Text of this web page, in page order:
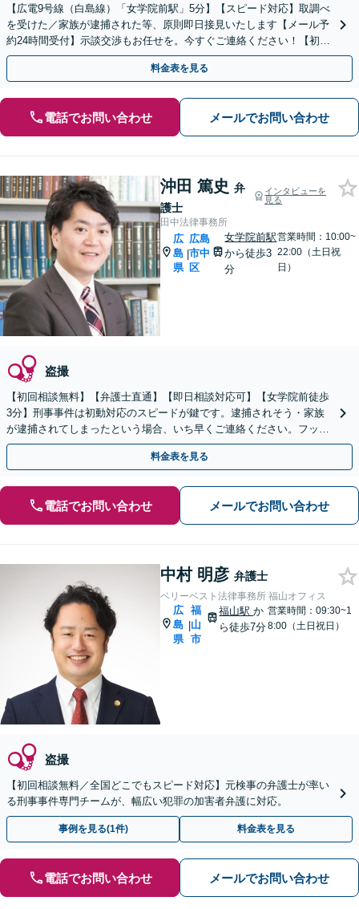
【広電9号線（白島線）「女学院前駅」5分】【スピード対応】取調べ
を受けた／家族が逮捕された等、原則即日接見いたします【メール予
約24時間受付】示談交渉もお任せを。今すぐご連絡ください！【初回
相談無料】【休日・夜間対応可】
料金表を見る
電話でお問い合わせ メールでお問い合わせ
沖田 篤史 弁
護士
インタビューを
見る
田中法律事務所
広
島
県
|
広島
市中
区
女学院前駅
から徒歩3
分
営業時間：10:00~
22:00（土日祝
日）
盗撮
【初回相談無料】【弁護士直通】【即日相談対応可】【女学院前徒歩
3分】刑事事件は初動対応のスピードが鍵です。逮捕されそう・家族
が逮捕されてしまったという場合、いち早くご連絡ください。フット
ワークを活かして迅速に対応します。
料金表を見る
電話でお問い合わせ メールでお問い合わせ
中村 明彦 弁護士
ベリーベスト法律事務所 福山オフィス
広
島
県
|
福
山
市
福山駅か
ら徒歩7分
営業時間：09:30~1
8:00（土日祝日）
盗撮
【初回相談無料／全国どこでもスピード対応】元検事の弁護士が率い
る刑事事件専門チームが、幅広い犯罪の加害者弁護に対応。
事例を見る(1件) 料金表を見る
電話でお問い合わせ メールでお問い合わせ